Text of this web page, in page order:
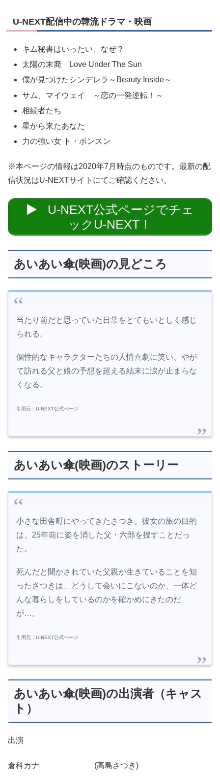
U-NEXT配信中の韓流ドラマ・映画
キム秘書はいったい、なぜ？
太陽の末裔 Love Under The Sun
僕が見つけたシンデレラ～Beauty Inside～
サム、マイウェイ ～恋の一発逆転！～
相続者たち
星から来たあなた
力の強い女 ト・ボンスン
※本ページの情報は2020年7月時点のものです。最新の配
信状況はU-NEXTサイトにてご確認ください。
U-NEXT公式ページでチェ
ックU-NEXT！
あいあい傘(映画)の見どころ
当たり前だと思っていた日常をとてもいとしく感じ
られる。
個性的なキャラクターたちの人情喜劇に笑い、やが
て訪れる父と娘の予想を超える結末に涙が止まらな
くなる。
引用元：U-NEXT公式ページ
あいあい傘(映画)のストーリー
小さな田舎町にやってきたさつき。彼女の旅の目的
は、25年前に姿を消した父・六郎を捜すことだっ
た。
死んだと聞かされていた父親が生きていることを知
ったさつきは、どうして会いにこないのか、一体ど
んな暮らしをしているのかを確かめにきたのだ
が…。
引用元：U-NEXT公式ページ
あいあい傘(映画)の出演者（キャス
ト）
出演
倉科カナ (高島さつき)